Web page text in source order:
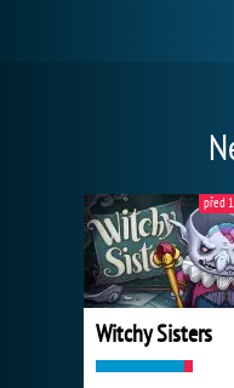
Witchy Sisters
před